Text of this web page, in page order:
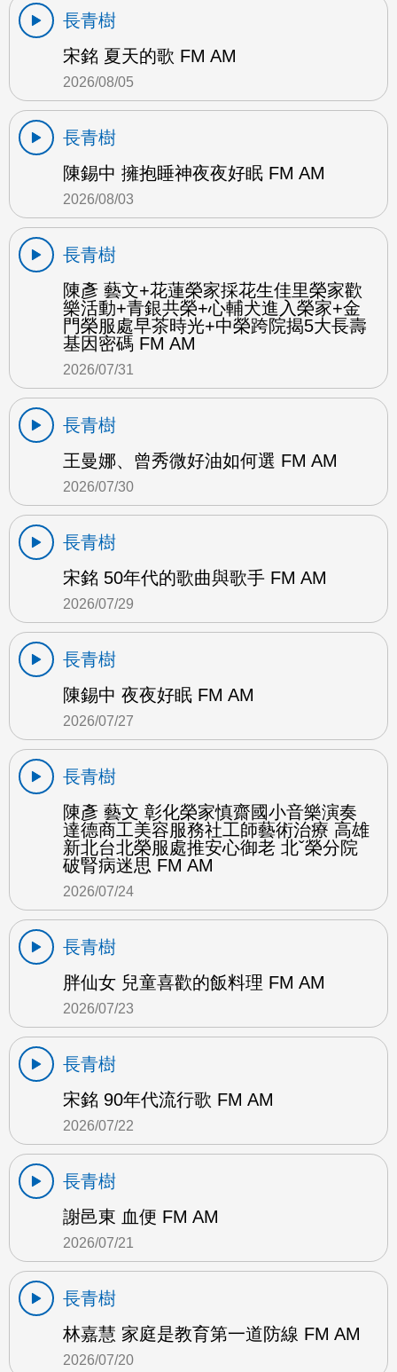
長青樹
宋銘 夏天的歌 FM AM
2026/08/05
長青樹
陳錫中 擁抱睡神夜夜好眠 FM AM
2026/08/03
長青樹
陳彥 藝文+花蓮榮家採花生佳里榮家歡
樂活動+青銀共榮+心輔犬進入榮家+金
門榮服處早茶時光+中榮跨院揭5大長壽
基因密碼 FM AM
2026/07/31
長青樹
王曼娜、曾秀微好油如何選 FM AM
2026/07/30
長青樹
宋銘 50年代的歌曲與歌手 FM AM
2026/07/29
長青樹
陳錫中 夜夜好眠 FM AM
2026/07/27
長青樹
陳彥 藝文 彰化榮家慎齋國小音樂演奏
達德商工美容服務社工師藝術治療 高雄
新北台北榮服處推安心御老 北ˇ榮分院
破腎病迷思 FM AM
2026/07/24
長青樹
胖仙女 兒童喜歡的飯料理 FM AM
2026/07/23
長青樹
宋銘 90年代流行歌 FM AM
2026/07/22
長青樹
謝邑東 血便 FM AM
2026/07/21
長青樹
林嘉慧 家庭是教育第一道防線 FM AM
2026/07/20